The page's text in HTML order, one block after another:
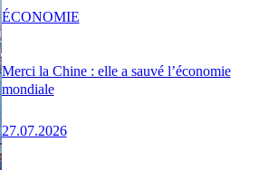
Merci la Chine : elle a sauvé l’économie
mondiale
27.07.2026
ÉCONOMIE